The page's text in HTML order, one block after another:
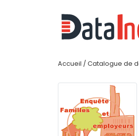
Accueil / Catalogue de